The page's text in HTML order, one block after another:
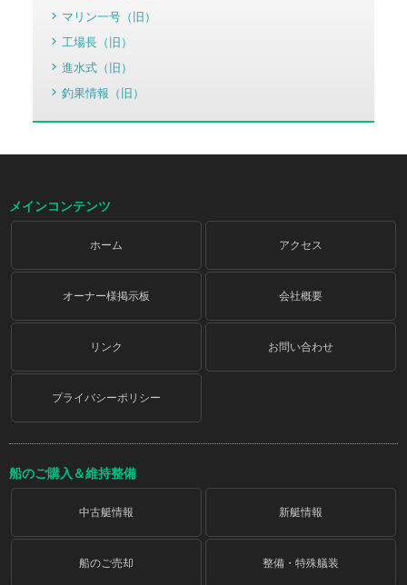
マリン一号（旧）
工場長（旧）
進水式（旧）
釣果情報（旧）
メインコンテンツ
ホーム アクセス
オーナー様掲示板 会社概要
リンク お問い合わせ
プライバシーポリシー
船のご購入＆維持整備
中古艇情報 新艇情報
船のご売却 整備・特殊艤装